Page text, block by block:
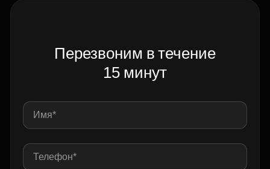
Перезвоним в течение
15 минут